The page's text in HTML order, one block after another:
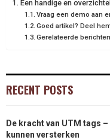
Een handige en
Vraag een demo aan
Goed artikel? Deel
Gerelateerde
RECENT POSTS
De kracht van UTM tags
kunnen versterken